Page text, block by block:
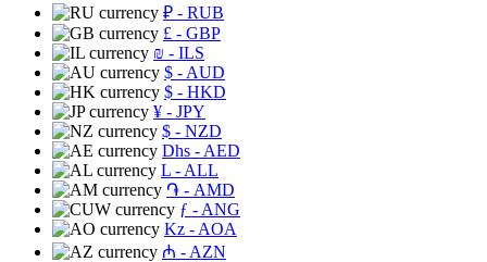
₽ - RUB
£ - GBP
₪ - ILS
$ - AUD
$ - HKD
¥ - JPY
$ - NZD
Dhs - AED
L - ALL
֏ - AMD
ƒ - ANG
Kz - AOA
₼ - AZN